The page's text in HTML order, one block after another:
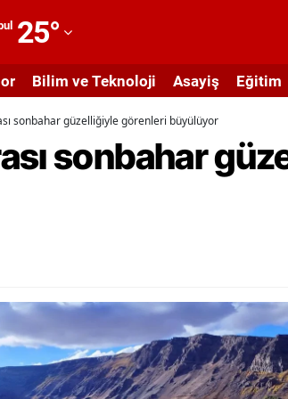
25°
Bilim ve Teknoloji Asayiş Eğitim
sonbahar güzelliğiyle görenleri büyülüyor
sonbahar